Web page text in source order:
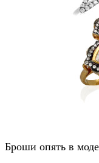
Броши опять в моде